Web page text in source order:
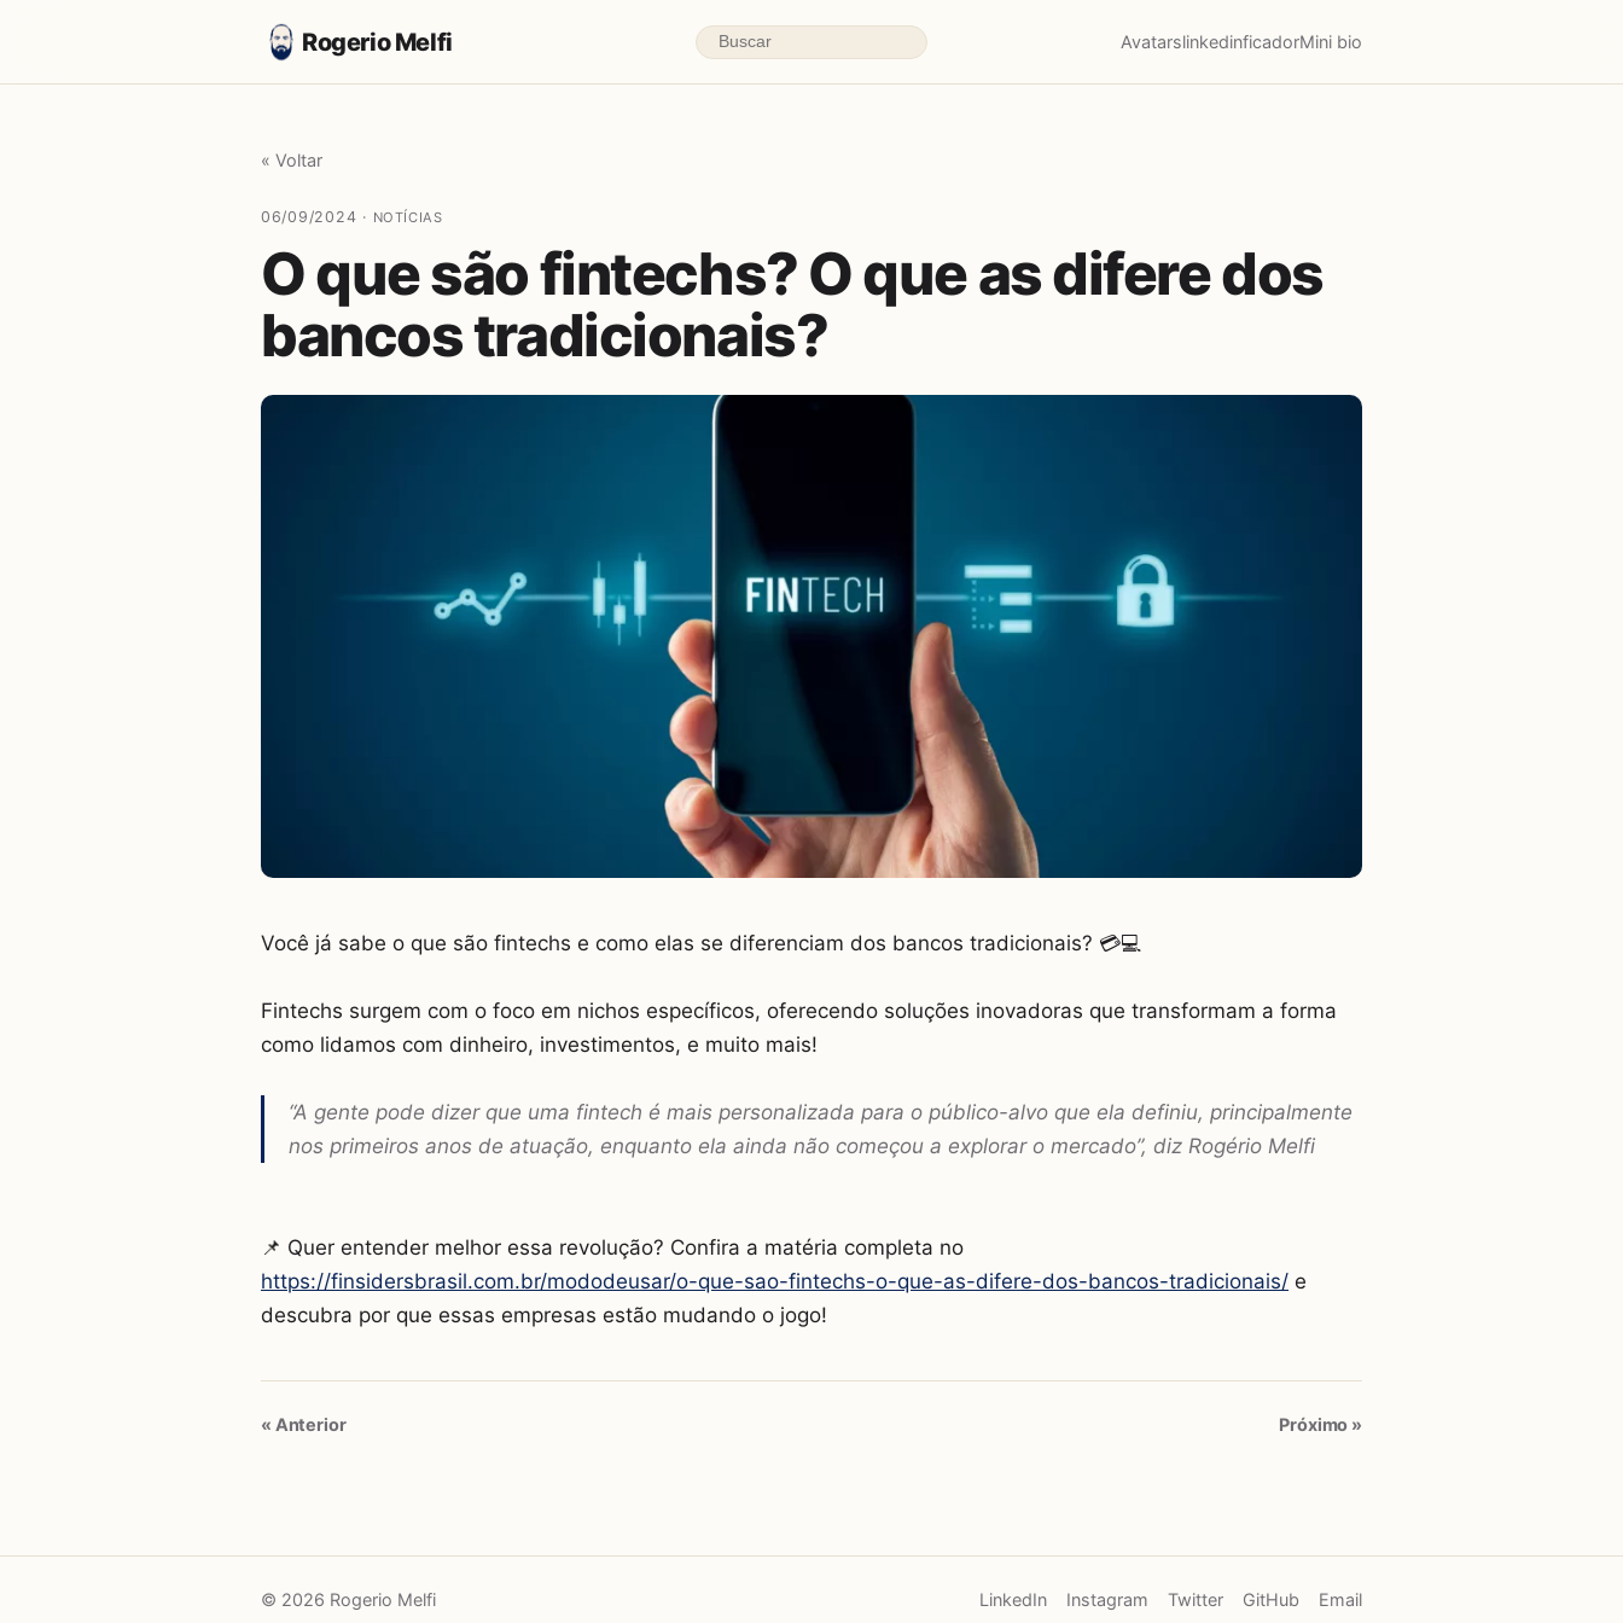
Rogerio Melfi AvatarslinkedinficadorMini bio
« Voltar
06/09/2024 · NOTÍCIAS
O que são fintechs? O que as difere dos
bancos tradicionais?
Você já sabe o que são fintechs e como elas se diferenciam dos bancos tradicionais? 💳💻
Fintechs surgem com o foco em nichos específicos, oferecendo soluções inovadoras que transformam a forma
como lidamos com dinheiro, investimentos, e muito mais!
“A gente pode dizer que uma fintech é mais personalizada para o público-alvo que ela definiu, principalmente
nos primeiros anos de atuação, enquanto ela ainda não começou a explorar o mercado”, diz Rogério Melfi
📌 Quer entender melhor essa revolução? Confira a matéria completa no
https://finsidersbrasil.com.br/mododeusar/o-que-sao-fintechs-o-que-as-difere-dos-bancos-tradicionais/ e
descubra por que essas empresas estão mudando o jogo!
« Anterior Próximo »
© 2026 Rogerio Melfi LinkedIn Instagram Twitter GitHub Email